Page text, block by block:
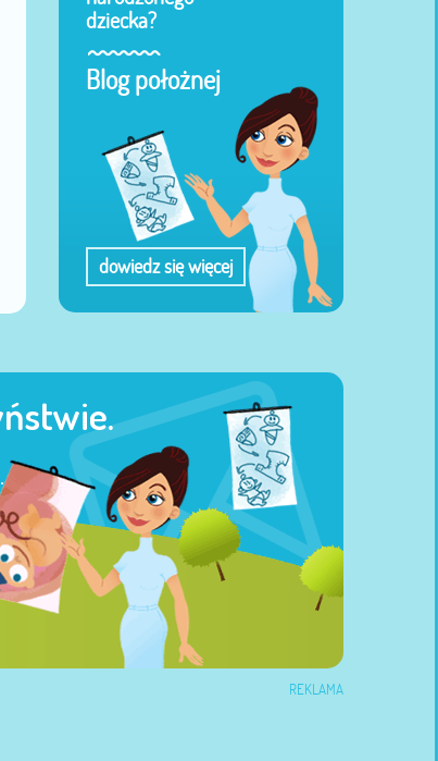
dziecka?
Blog położnej
dowiedz się więcej
REKLAMA